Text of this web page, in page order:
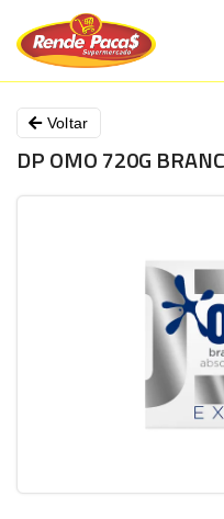
Voltar
DP OMO 720G